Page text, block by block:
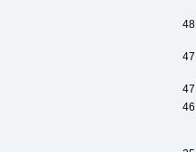
48
47
47
46